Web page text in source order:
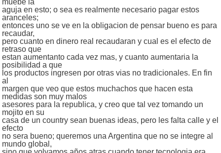
aguja en esto; o sea es realmente necesario pagar estos
aranceles;
entonces uno se ve en la obligacion de pensar bueno es para
recaudar,
pero cuanto en dinero real recaudaran y cual es el efecto de
retraso que
estan aumentanto cada vez mas, y cuanto aumentaria la
posibilidad a que
los productos ingresen por otras vias no tradicionales. En fin
al
margen que veo que estos muchachos que hacen esta
medidas son muy malos
asesores para la republica, y creo que tal vez tomando un
mojito en su
casa de un country sean buenas ideas, pero les falta calle y el
efecto
no sera bueno; queremos una Argentina que no se integre al
mundo global,